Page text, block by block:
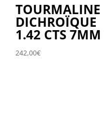
TOURMALINE
DICHROÏQUE
1.42 CTS 7MM
242,00€